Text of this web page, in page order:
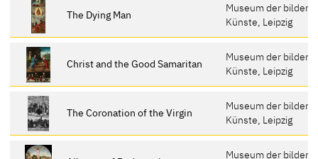
The Dying Man
Museum der
Künste, Leipzig
Christ and the Good Samaritan
Museum der
Künste, Leipzig
The Coronation of the Virgin
Museum der
Künste, Leipzig
Museum der